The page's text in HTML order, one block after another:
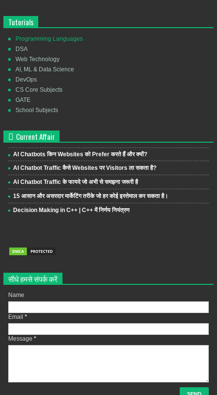
Tutorials
Programming Languages
DSA
Web Technology
AI, ML & Data Science
DevOps
CS Core Subjects
GATE
School Subjects
Current Affair
AI Chatbots किन Websites को Prefer करते हैं और क्यों?
AI Chatbot Traffic कैसे Websites पर Visitors ला सकता है?
AI Chatbot Traffic के फायदे जो अभी से समझना जरूरी है
15 आसान और असरदार मार्केटिंग तरीके जो हर कोई इस्तेमाल कर सकता है।
Decision Making in C++ | C++ में निर्णय नियंत्रण
सीधे हमसे संपर्क करें
Name
Email *
Message *